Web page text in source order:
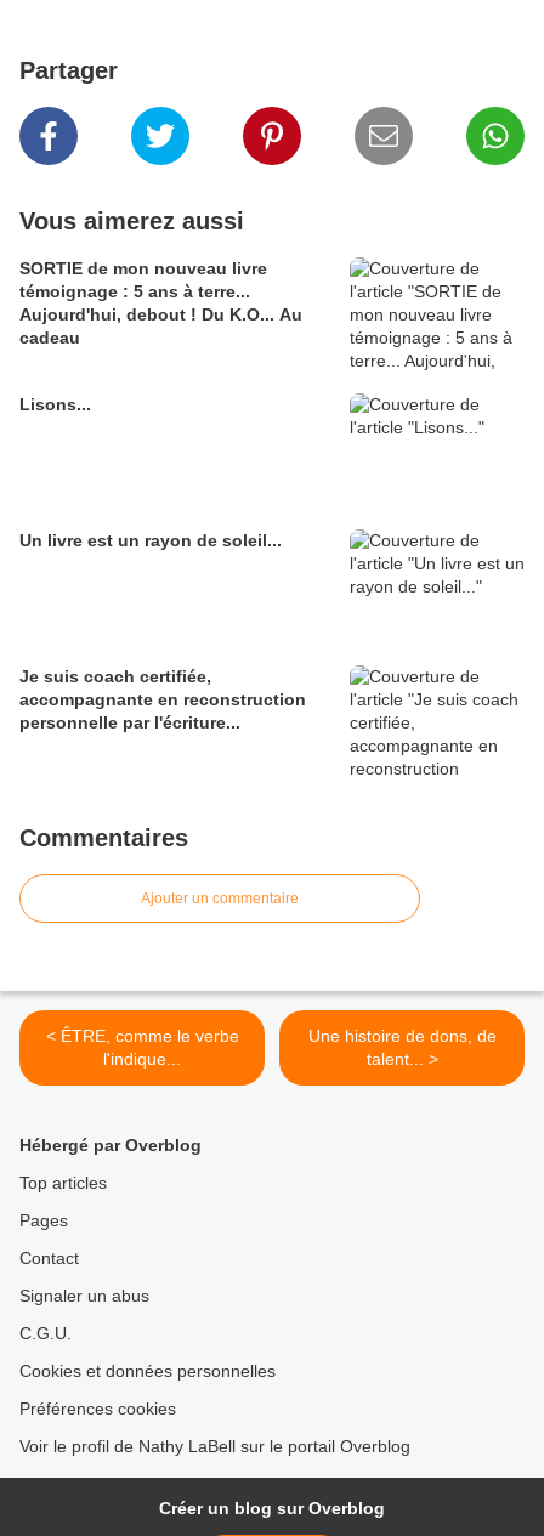
Partager
Vous aimerez aussi
SORTIE de mon nouveau livre
témoignage : 5 ans à terre...
Aujourd'hui, debout ! Du K.O... Au
cadeau
Lisons...
Un livre est un rayon de soleil...
Je suis coach certifiée,
accompagnante en reconstruction
personnelle par l'écriture...
Commentaires
Ajouter un commentaire
< ÊTRE, comme le verbe
l'indique...
Une histoire de dons, de
talent... >
Hébergé par Overblog
Top articles
Pages
Contact
Signaler un abus
C.G.U.
Cookies et données personnelles
Préférences cookies
Voir le profil de Nathy LaBell sur le portail Overblog
Créer un blog sur Overblog